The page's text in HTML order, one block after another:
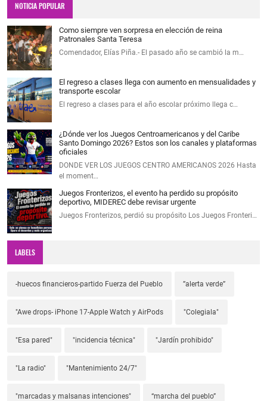
NOTICIA POPULAR
Como siempre ven sorpresa en elección de reina
Patronales Santa Teresa
Comendador, Elías Piña.- El pasado año se cambió la m…
El regreso a clases llega con aumento en mensualidades y
transporte escolar
El regreso a clases para el año escolar próximo llega c…
¿Dónde ver los Juegos Centroamericanos y del Caribe
Santo Domingo 2026? Estos son los canales y plataformas
oficiales
DONDE VER LOS JUEGOS CENTRO AMERICANOS 2026 Hasta
el moment…
Juegos Fronterizos, el evento ha perdido su propósito
deportivo, MIDEREC debe revisar urgente
Juegos Fronterizos, perdió su propósito Los Juegos Fronteri…
LABELS
-huecos financieros-partido Fuerza del Pueblo ”alerta verde”
"Awe drops- iPhone 17-Apple Watch y AirPods "Colegiala"
"Esa pared" "incidencia técnica" "Jardín prohibido"
"La radio" "Mantenimiento 24/7"
"marcadas y malsanas intenciones" “marcha del pueblo”